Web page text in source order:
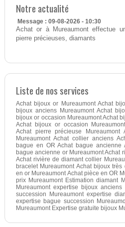
Notre actualité
Message : 09-08-2026 - 10:30
Achat or à Mureaumont effectue
pierre précieuses, diamants
Liste de nos services
Achat bijoux or Mureaumont Achat
bijoux anciens Mureaumont Achat
bijoux or occasion Mureaumont Achat
Achat bijoux or occasion
Achat pierre précieuse Mureaumont
Mureaumont Achat collier anciens
bague en OR Achat bague ancienne
bague ancienne or Mureaumont Achat
Achat rivière de diamant collier
bracelet Mureaumont Achat bijoux
en or Mureaumont Achat pièce en OR
prix Mureaumont Estimation diamant
Mureaumont expertise bijoux
succession Mureaumont expertise
expertise bague succession
Mureaumont Expertise gratuite bijoux